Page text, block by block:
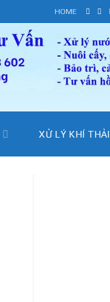
HOME
XỬ LÝ KHÍ THẢI